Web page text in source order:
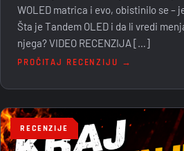
WOLED matrica i evo, obistinilo se –
Šta je Tandem OLED i da li vredi
njega? VIDEO RECENZIJA […]
PROČITAJ RECENZIJU →
RECENZIJE